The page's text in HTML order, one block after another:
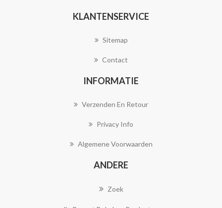
KLANTENSERVICE
Sitemap
Contact
INFORMATIE
Verzenden En Retour
Privacy Info
Algemene Voorwaarden
ANDERE
Zoek